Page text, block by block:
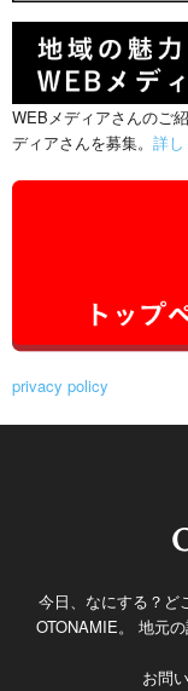
WEBメディアさんのご
ディアさんを募集。 詳し
privacy policy
今日、なにする？ど
OTONAMIE。 地元
お問